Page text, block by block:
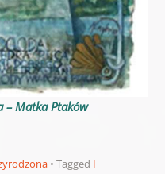
– Matka Ptaków
Tagged I